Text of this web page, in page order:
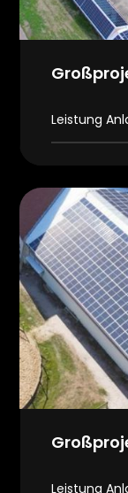
Leistung
Leistung